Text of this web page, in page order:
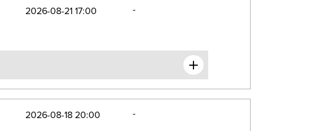
2026-08-21 17:00 -
2026-08-18 20:00 -